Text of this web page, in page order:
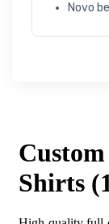
Novo